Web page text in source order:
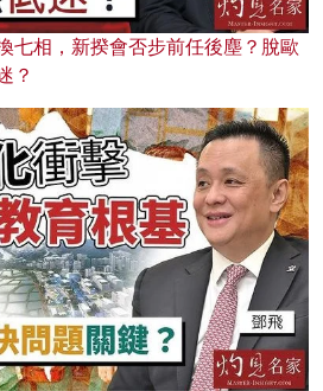
七相，新揆會否步前任後塵？脫歐
？